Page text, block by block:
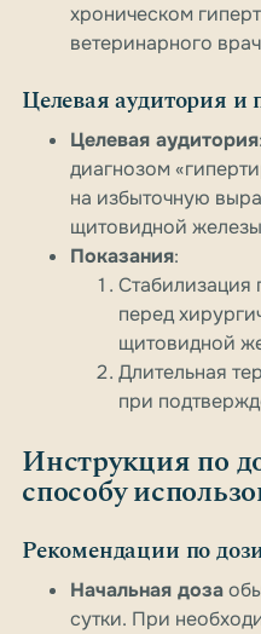
хроническом
ветеринарного
Целевая аудитория и
Целевая аудитория
диагнозом
на избыточную
щитовидной
Показания:
Стабилизация
перед
щитовидной
Длительная
при
Инструкция по
способу
Рекомендации по
Начальная доза
сутки. При